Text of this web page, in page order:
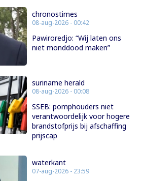
chronostimes
08-aug-2026 - 00:42
Pawiroredjo: “Wij laten ons
niet monddood maken”
suriname herald
08-aug-2026 - 00:08
SSEB: pomphouders niet
verantwoordelijk voor hogere
brandstofprijs bij afschaffing
prijscap
waterkant
07-aug-2026 - 23:59